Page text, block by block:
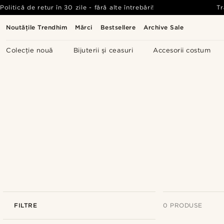
Noutățile Trendhim Mărci Bestsellere Archive Sale
Colecție nouă Bijuterii și ceasuri Accesorii costum
Politică de retur în 30 zile - fără alte întrebări!
FILTRE 0 PRODUSE